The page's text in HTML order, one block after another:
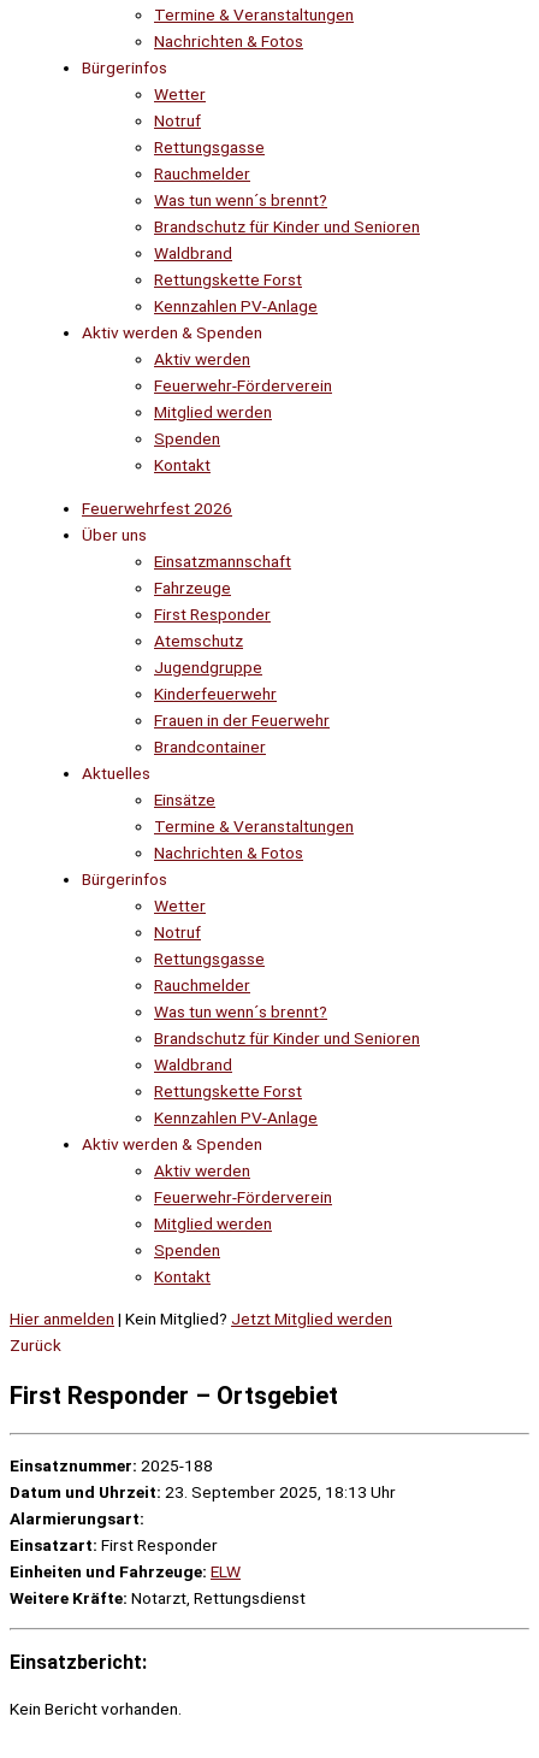
Termine & Veranstaltungen
Nachrichten & Fotos
Bürgerinfos
Wetter
Notruf
Rettungsgasse
Rauchmelder
Was tun wenn´s brennt?
Brandschutz für Kinder und Senioren
Waldbrand
Rettungskette Forst
Kennzahlen PV-Anlage
Aktiv werden & Spenden
Aktiv werden
Feuerwehr-Förderverein
Mitglied werden
Spenden
Kontakt
Feuerwehrfest 2026
Über uns
Einsatzmannschaft
Fahrzeuge
First Responder
Atemschutz
Jugendgruppe
Kinderfeuerwehr
Frauen in der Feuerwehr
Brandcontainer
Aktuelles
Einsätze
Termine & Veranstaltungen
Nachrichten & Fotos
Bürgerinfos
Wetter
Notruf
Rettungsgasse
Rauchmelder
Was tun wenn´s brennt?
Brandschutz für Kinder und Senioren
Waldbrand
Rettungskette Forst
Kennzahlen PV-Anlage
Aktiv werden & Spenden
Aktiv werden
Feuerwehr-Förderverein
Mitglied werden
Spenden
Kontakt
Hier anmelden | Kein Mitglied? Jetzt Mitglied werden
Zurück
First Responder – Ortsgebiet
Einsatznummer: 2025-188
Datum und Uhrzeit: 23. September 2025, 18:13 Uhr
Alarmierungsart:
Einsatzart: First Responder
Einheiten und Fahrzeuge: ELW
Weitere Kräfte: Notarzt, Rettungsdienst
Einsatzbericht:
Kein Bericht vorhanden.